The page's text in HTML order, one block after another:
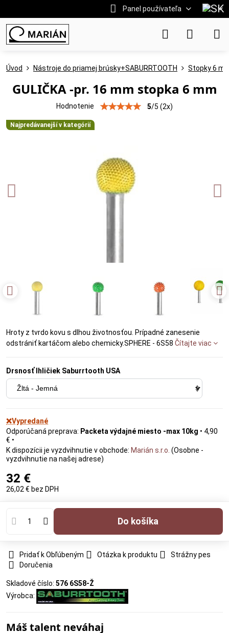
Panel používateľa
Najpredávanejší v kategórií
Úvod Nástroje do priamej brúsky+SABURRTOOTH Stopky 6
GULIČKA -pr. 16 mm stopka 6 mm
Hodnotenie 5/5 (2x)
Hroty z tvrdo kovu s dlhou životnosťou. Prípadné zanesenie
odstrániť kartáčom alebo chemicky.SPHERE - 6S58 Čítajte viac
Drsnosť Ihličiek Saburrtooth USA
❌Vypredané
Packeta výdajné miesto -max 10kg • 4,90
€ •
Marián s.r.o. (Osobne -
vyzdvihnutie na našej adrese)
32 €
26,02 € bez DPH
Do košíka
Pridať k Obľúbeným Otázka k produktu
Strážny pes
Doručenia
Skladové číslo: 576 6S58-Ž
Výrobca:
Máš talent neváhaj